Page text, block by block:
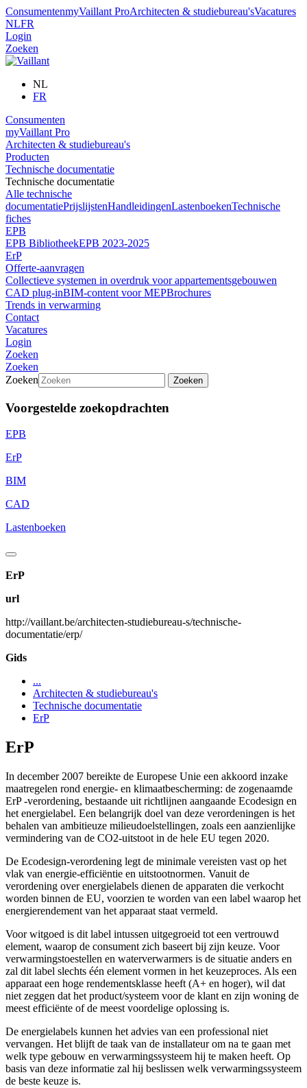
ConsumentenmyVaillant ProArchitecten & studiebureau'sVacatures
NLFR
Login
Zoeken
NL
FR
Consumenten
myVaillant Pro
Architecten & studiebureau's
Producten
Technische documentatie
Technische documentatie
Alle technische
documentatiePrijslijstenHandleidingenLastenboekenTechnische
fiches
EPB
EPB BibliotheekEPB 2023-2025
ErP
Offerte-aanvragen
Collectieve systemen in overdruk voor appartementsgebouwen
CAD plug-inBIM-content voor MEPBrochures
Trends in verwarming
Contact
Vacatures
Login
Zoeken
Zoeken
Zoeken
Zoeken
Voorgestelde zoekopdrachten
EPB
ErP
BIM
CAD
Lastenboeken
ErP
url
http://vaillant.be/architecten-studiebureau-s/technische-
documentatie/erp/
Gids
...
Architecten & studiebureau's
Technische documentatie
ErP
ErP
In december 2007 bereikte de Europese Unie een akkoord inzake
maatregelen rond energie- en klimaatbescherming: de zogenaamde
ErP -verordening, bestaande uit richtlijnen aangaande Ecodesign en
het energielabel. Een belangrijk doel van deze verordeningen is het
behalen van ambitieuze milieudoelstellingen, zoals een aanzienlijke
vermindering van de CO2-uitstoot in de hele EU tegen 2020.
De Ecodesign-verordening legt de minimale vereisten vast op het
vlak van energie-efficiëntie en uitstootnormen. Vanuit de
verordening over energielabels dienen de apparaten die verkocht
worden binnen de EU, voorzien te worden van een label waarop het
energierendement van het apparaat staat vermeld.
Voor witgoed is dit label intussen uitgegroeid tot een vertrouwd
element, waarop de consument zich baseert bij zijn keuze. Voor
verwarmingstoestellen en waterverwarmers is de situatie anders en
zal dit label slechts één element vormen in het keuzeproces. Als een
apparaat een hoge rendementsklasse heeft (A+ en hoger), wil dat
niet zeggen dat het product/systeem voor de klant en zijn woning de
meest efficiënte of de meest voordelige oplossing is.
De energielabels kunnen het advies van een professional niet
vervangen. Het blijft de taak van de installateur om na te gaan met
welk type gebouw en verwarmingssysteem hij te maken heeft. Op
basis van deze informatie zal hij beslissen welk verwarmingssysteem
de beste keuze is.